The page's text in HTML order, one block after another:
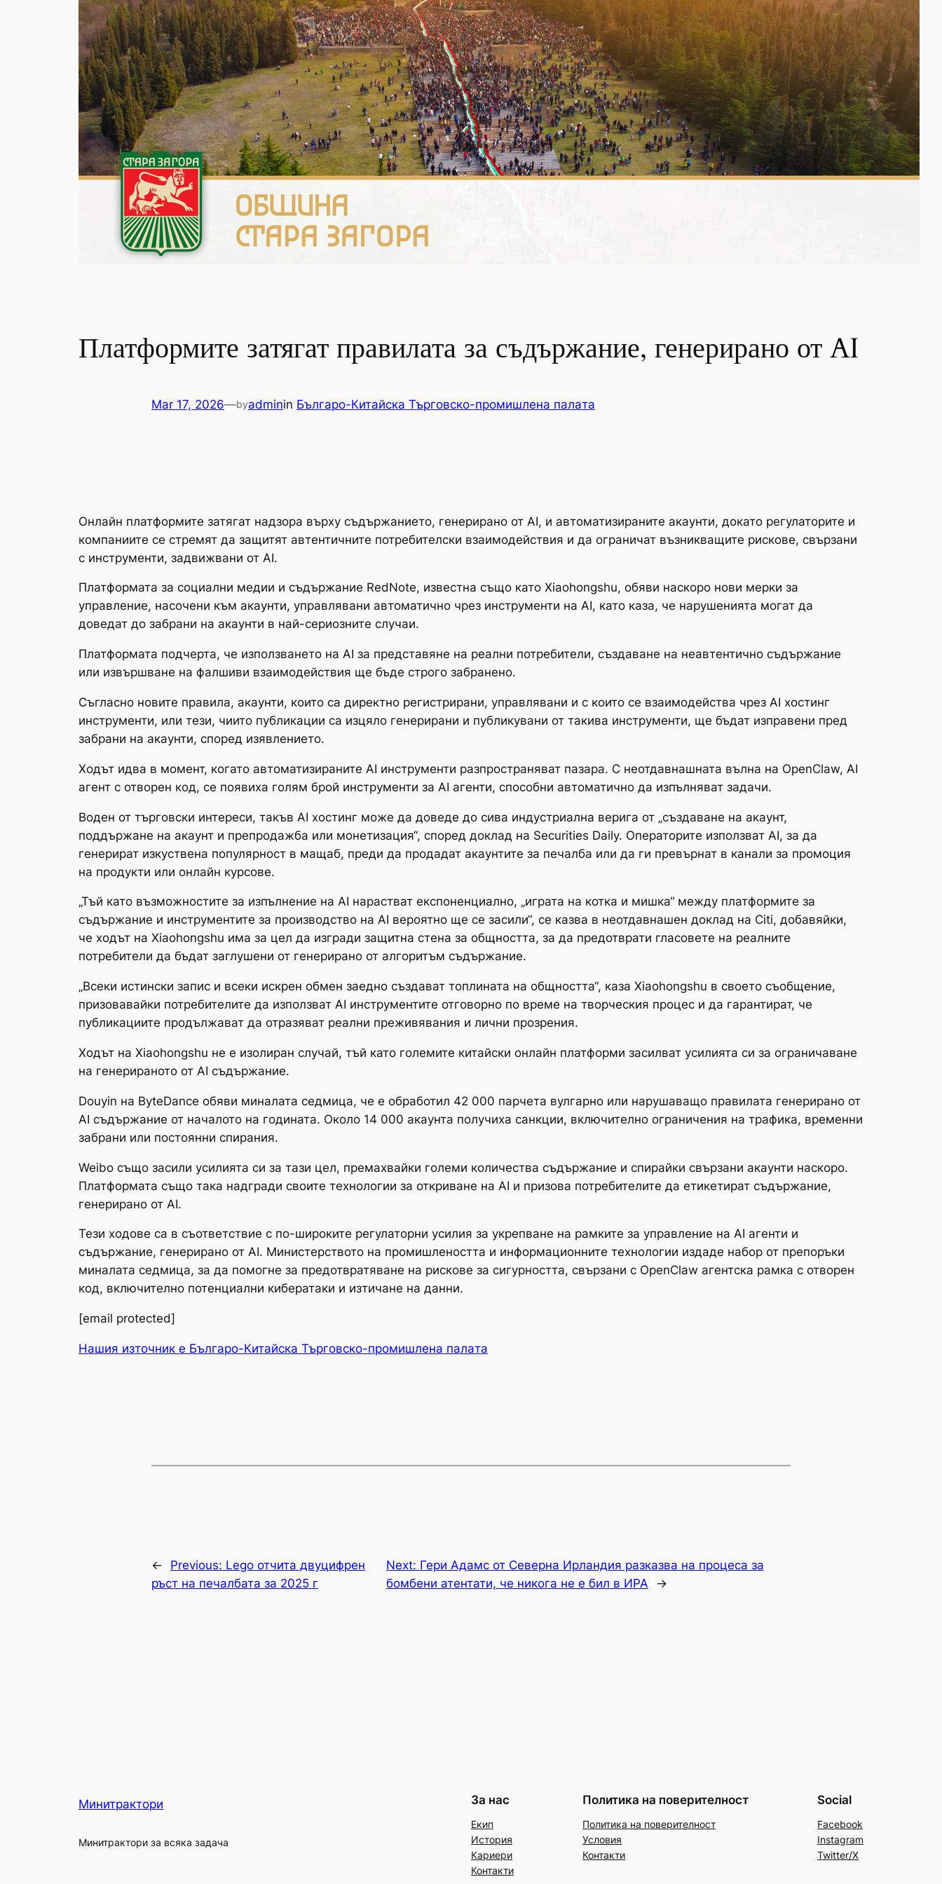
Платформите затягат правилата за съдържание, генерирано от AI
Mar 17, 2026—byadminin Българо-Китайска Търговско-промишлена палaта
Онлайн платформите затягат надзора върху съдържанието, генерирано от AI, и автоматизираните акаунти, докато регулаторите и
компаниите се стремят да защитят автентичните потребителски взаимодействия и да ограничат възникващите рискове, свързани
с инструменти, задвижвани от AI.
Платформата за социални медии и съдържание RedNote, известна също като Xiaohongshu, обяви наскоро нови мерки за
управление, насочени към акаунти, управлявани автоматично чрез инструменти на AI, като каза, че нарушенията могат да
доведат до забрани на акаунти в най-сериозните случаи.
Платформата подчерта, че използването на AI за представяне на реални потребители, създаване на неавтентично съдържание
или извършване на фалшиви взаимодействия ще бъде строго забранено.
Съгласно новите правила, акаунти, които са директно регистрирани, управлявани и с които се взаимодейства чрез AI хостинг
инструменти, или тези, чиито публикации са изцяло генерирани и публикувани от такива инструменти, ще бъдат изправени пред
забрани на акаунти, според изявлението.
Ходът идва в момент, когато автоматизираните AI инструменти разпространяват пазара. С неотдавнашната вълна на OpenClaw, AI
агент с отворен код, се появиха голям брой инструменти за AI агенти, способни автоматично да изпълняват задачи.
Воден от търговски интереси, такъв AI хостинг може да доведе до сива индустриална верига от „създаване на акаунт,
поддържане на акаунт и препродажба или монетизация“, според доклад на Securities Daily. Операторите използват AI, за да
генерират изкуствена популярност в мащаб, преди да продадат акаунтите за печалба или да ги превърнат в канали за промоция
на продукти или онлайн курсове.
„Тъй като възможностите за изпълнение на AI нарастват експоненциално, „играта на котка и мишка“ между платформите за
съдържание и инструментите за производство на AI вероятно ще се засили“, се казва в неотдавнашен доклад на Citi, добавяйки,
че ходът на Xiaohongshu има за цел да изгради защитна стена за общността, за да предотврати гласовете на реалните
потребители да бъдат заглушени от генерирано от алгоритъм съдържание.
„Всеки истински запис и всеки искрен обмен заедно създават топлината на общността“, каза Xiaohongshu в своето съобщение,
призовавайки потребителите да използват AI инструментите отговорно по време на творческия процес и да гарантират, че
публикациите продължават да отразяват реални преживявания и лични прозрения.
Ходът на Xiaohongshu не е изолиран случай, тъй като големите китайски онлайн платформи засилват усилията си за ограничаване
на генерираното от AI съдържание.
Douyin на ByteDance обяви миналата седмица, че е обработил 42 000 парчета вулгарно или нарушаващо правилата генерирано от
AI съдържание от началото на годината. Около 14 000 акаунта получиха санкции, включително ограничения на трафика, временни
забрани или постоянни спирания.
Weibo също засили усилията си за тази цел, премахвайки големи количества съдържание и спирайки свързани акаунти наскоро.
Платформата също така надгради своите технологии за откриване на AI и призова потребителите да етикетират съдържание,
генерирано от AI.
Тези ходове са в съответствие с по-широките регулаторни усилия за укрепване на рамките за управление на AI агенти и
съдържание, генерирано от AI. Министерството на промишлеността и информационните технологии издаде набор от препоръки
миналата седмица, за да помогне за предотвратяване на рискове за сигурността, свързани с OpenClaw агентска рамка с отворен
код, включително потенциални кибератаки и изтичане на данни.
[email protected]
Нашия източник е Българо-Китайска Търговско-промишлена палaта
← Previous: Lego отчита двуцифрен
ръст на печалбата за 2025 г
Next: Гери Адамс от Северна Ирландия разказва на процеса за
бомбени атентати, че никога не е бил в ИРА
→
Минитрактори
Минитрактори за всяка задача
За нас
Екип
История
Кариери
Контакти
Политика на поверителност
Политика на поверителност
Условия
Контакти
Social
Facebook
Instagram
Twitter/X